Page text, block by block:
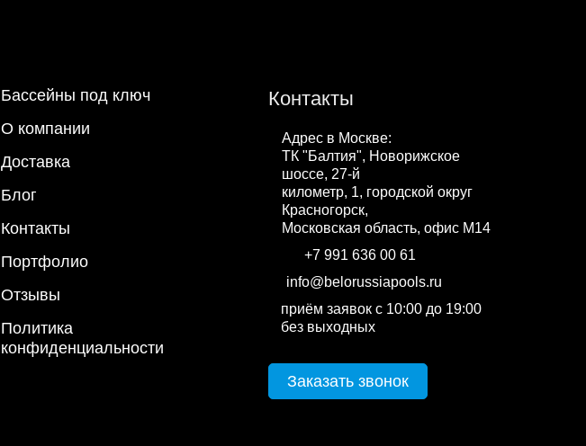
Бассейны под ключ
О компании
Доставка
Блог
Контакты
Портфолио
Отзывы
Политика
конфиденциальности
Контакты
Адрес в Москве:
ТК "Балтия", Новорижское
шоссе, 27-й
километр, 1, городской округ
Красногорск,
Московская область, офис М14
WhatsApp
+7 991 636 00 61
info@belorussiapools.ru
приём заявок с 10:00 до 19:00
без выходных
Заказать звонок